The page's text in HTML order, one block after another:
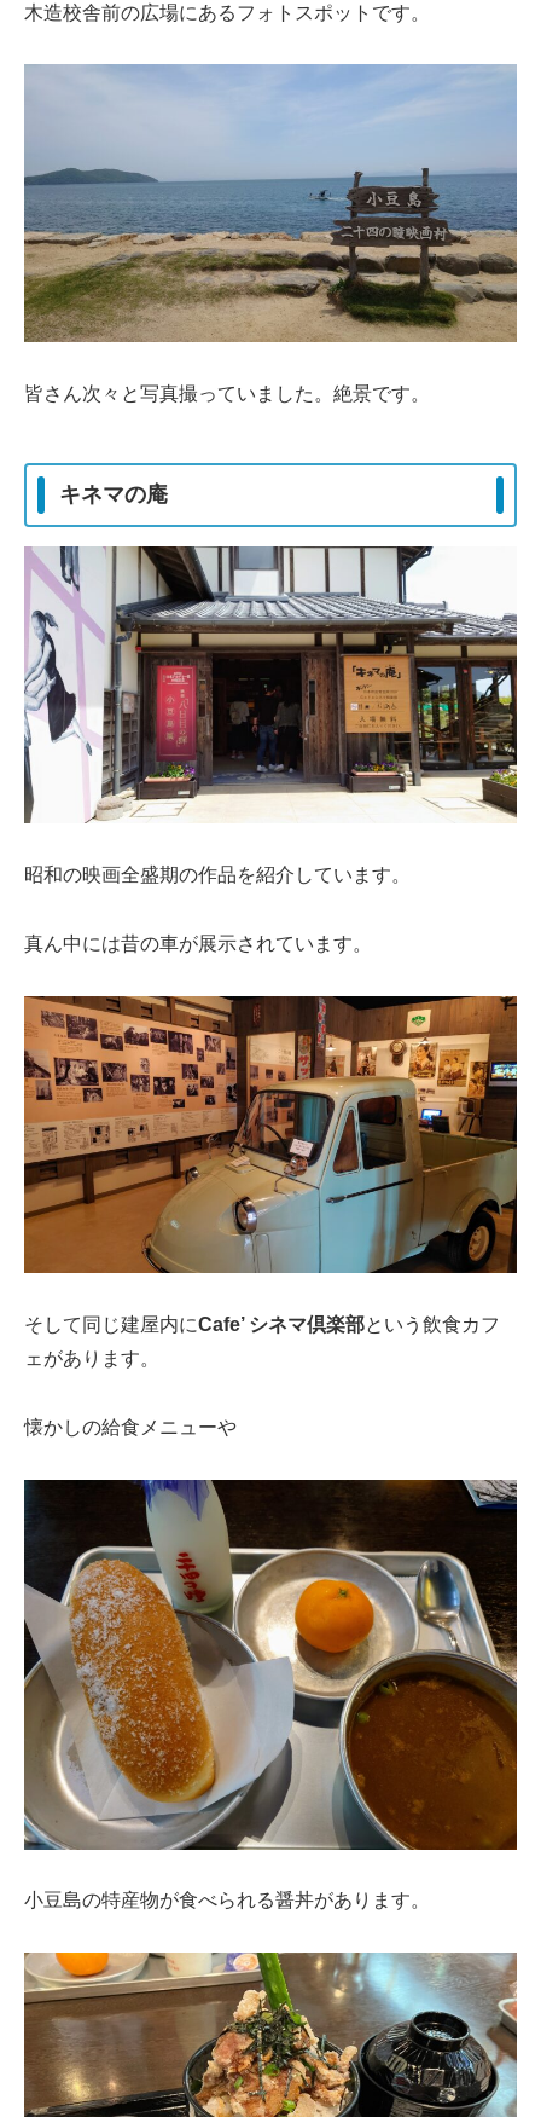
木造校舎前の広場にあるフォトスポットです。
皆さん次々と写真撮っていました。絶景です。
キネマの庵
昭和の映画全盛期の作品を紹介しています。
真ん中には昔の車が展示されています。
そして同じ建屋内にCafe’ シネマ倶楽部という飲食カフ
ェがあります。
懐かしの給食メニューや
小豆島の特産物が食べられる醤丼があります。